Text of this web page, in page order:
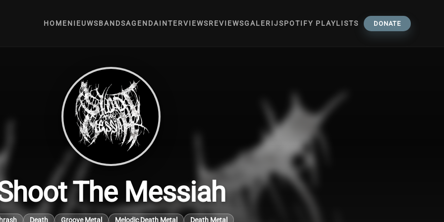
HOMENIEUWSBANDSAGENDAINTERVIEWSREVIEWSGALERIJSPOTIFY PLAYLISTS DONATE
The Messiah
Death Groove Metal Melodic Death Metal Death Metal